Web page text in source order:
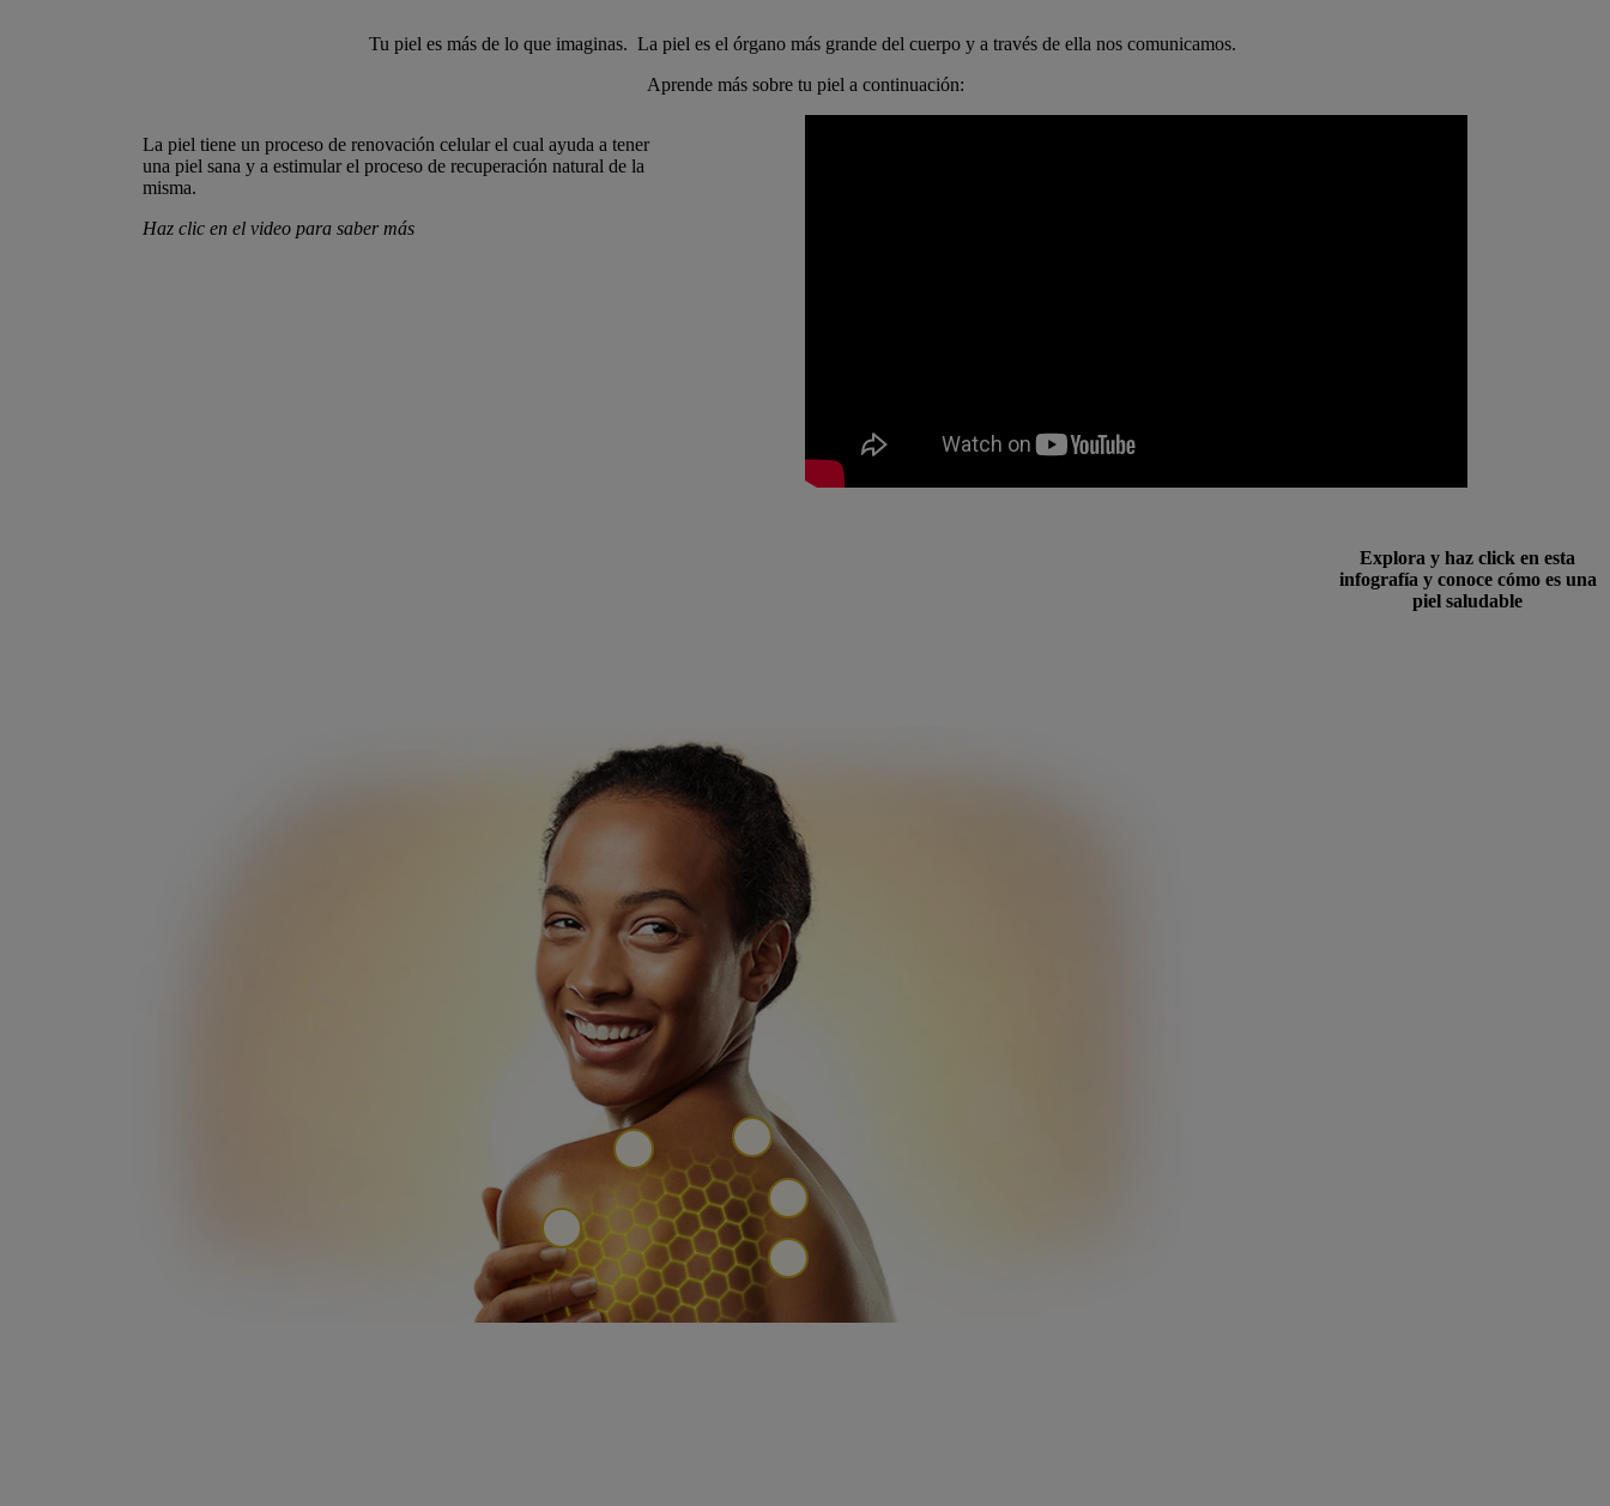
Tu piel es más de lo que imaginas. La piel es el órgano más grande del cuerpo y a través de ella nos comunicamos.
Aprende más sobre tu piel a continuación:
La piel tiene un proceso de renovación celular el cual ayuda a tener
una piel sana y a estimular el proceso de recuperación natural de la
misma.
Haz clic en el video para saber más
Firme
Saludable y naturalmente protegida
Explora y haz click en esta
infografía y conoce cómo es una
piel saludable